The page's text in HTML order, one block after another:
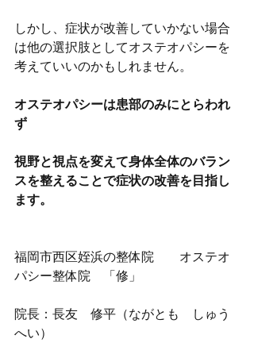
しかし、症状が改善していかない場合
は他の選択肢としてオステオパシーを
考えていいのかもしれません。
オステオパシーは患部のみにとらわれ
ず
視野と視点を変えて身体全体のバラン
スを整えることで症状の改善を目指し
ます。
福岡市西区姪浜の整体院　　オステオ
パシー整体院　「修」
院長：長友　修平（ながとも　しゅう
へい）